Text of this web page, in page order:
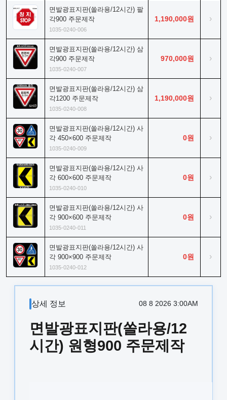
면발광표지판(쏠라용/12시간) 팔
각900 주문제작
1035-0240-006
1,190,000원 ›
면발광표지판(쏠라용/12시간) 삼
각900 주문제작
1035-0240-007
970,000원 ›
면발광표지판(쏠라용/12시간) 삼
각1200 주문제작
1035-0240-008
1,190,000원 ›
면발광표지판(쏠라용/12시간) 사
각 450×600 주문제작
1035-0240-009
0원 ›
면발광표지판(쏠라용/12시간) 사
각 600×600 주문제작
1035-0240-010
0원 ›
면발광표지판(쏠라용/12시간) 사
각 900×600 주문제작
1035-0240-011
0원 ›
면발광표지판(쏠라용/12시간) 사
각 900×900 주문제작
1035-0240-012
0원 ›
상세 정보 08 8 2026 3:00AM
면발광표지판(쏠라용/12
시간) 원형900 주문제작